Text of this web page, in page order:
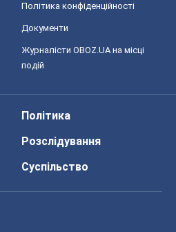
Політика конфіденційності
Документи
Журналісти OBOZ.UA на місці
подій
Політика
Розслідування
Суспільство